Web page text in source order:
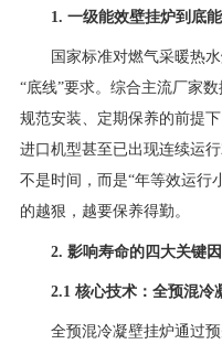
1. 一级能效壁挂炉到底
国家标准对燃气采暖热水
“底线”要求。综合主流厂家
规范安装、定期保养的前提
进口机型甚至已出现连续运
不是时间，而是“年等效运行
的越狠，越要保养得勤。
2. 影响寿命的四大关键
2.1 核心技术：全预混冷
全预混冷凝壁挂炉通过预